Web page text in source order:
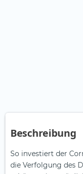
Beschreibung
So investiert der
die Verfolgung des